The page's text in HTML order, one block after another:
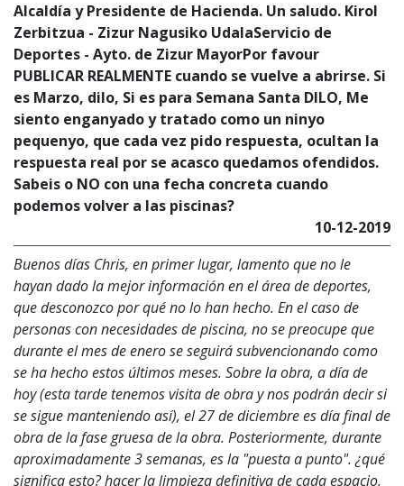
Alcaldía y Presidente de Hacienda. Un saludo. Kirol
Zerbitzua - Zizur Nagusiko UdalaServicio de
Deportes - Ayto. de Zizur MayorPor favour
PUBLICAR REALMENTE cuando se vuelve a abrirse. Si
es Marzo, dilo, Si es para Semana Santa DILO, Me
siento enganyado y tratado como un ninyo
pequenyo, que cada vez pido respuesta, ocultan la
respuesta real por se acasco quedamos ofendidos.
Sabeis o NO con una fecha concreta cuando
podemos volver a las piscinas?
10-12-2019
Buenos días Chris, en primer lugar, lamento que no le
hayan dado la mejor información en el área de deportes,
que desconozco por qué no lo han hecho. En el caso de
personas con necesidades de piscina, no se preocupe que
durante el mes de enero se seguirá subvencionando como
se ha hecho estos últimos meses. Sobre la obra, a día de
hoy (esta tarde tenemos visita de obra y nos podrán decir si
se sigue manteniendo así), el 27 de diciembre es día final de
obra de la fase gruesa de la obra. Posteriormente, durante
aproximadamente 3 semanas, es la "puesta a punto". ¿qué
significa esto? hacer la limpieza definitiva de cada espacio,